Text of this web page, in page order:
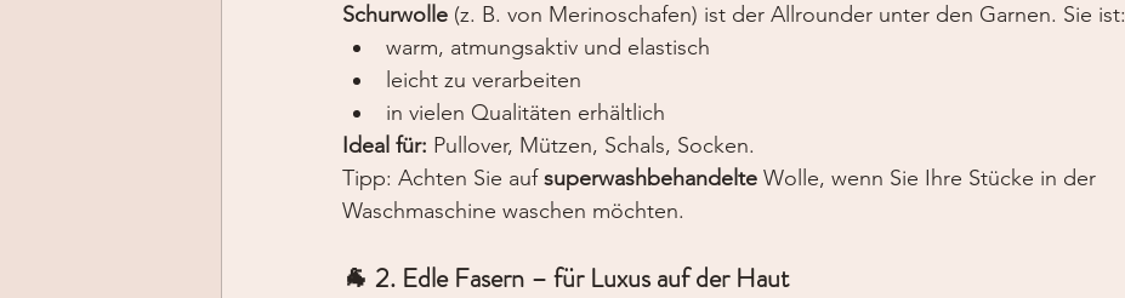
Schurwolle (z. B. von Merinoschafen) ist der Allrounder unter den Garnen. Sie ist:
warm, atmungsaktiv und elastisch
leicht zu verarbeiten
in vielen Qualitäten erhältlich
Ideal für: Pullover, Mützen, Schals, Socken.
Tipp: Achten Sie auf superwashbehandelte Wolle, wenn Sie Ihre Stücke in der
Waschmaschine waschen möchten.
🐐 2. Edle Fasern – für Luxus auf der Haut